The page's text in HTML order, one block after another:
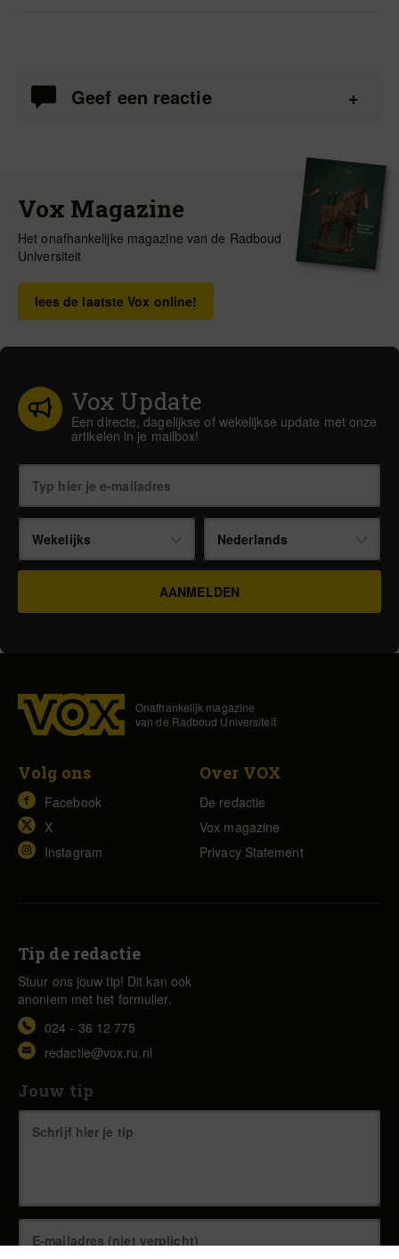
Geef een reactie
Vox Magazine
Het onafhankelijke magazine van de Radboud
Universiteit
lees de laatste Vox online!
Vox Update
Een directe, dagelijkse of wekelijkse update met onze
artikelen in je mailbox!
Wekelijks Nederlands
Onafhankelijk magazine
van de Radboud Universiteit
Volg ons
Facebook
X
Instagram
Over VOX
De redactie
Vox magazine
Privacy Statement
Tip de redactie
Stuur ons jouw tip! Dit kan ook
anoniem met het formulier.
024 - 36 12 775
redactie@vox.ru.nl
Jouw tip